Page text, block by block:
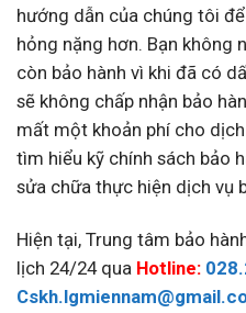
hướng dẫn của chúng tôi
hỏng nặng hơn. Bạn không
còn bảo hành vì khi đã có
sẽ không chấp nhận bảo
mất một khoản phí cho
tìm hiểu kỹ chính sách bảo
sửa chữa thực hiện dịch vụ
Hiện tại, Trung tâm bảo
lịch 24/24 qua Hotline: